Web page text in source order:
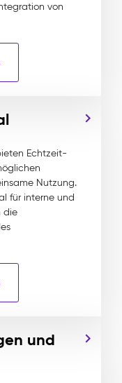
von
Echtzeit-
Nutzung.
für interne und
die
und